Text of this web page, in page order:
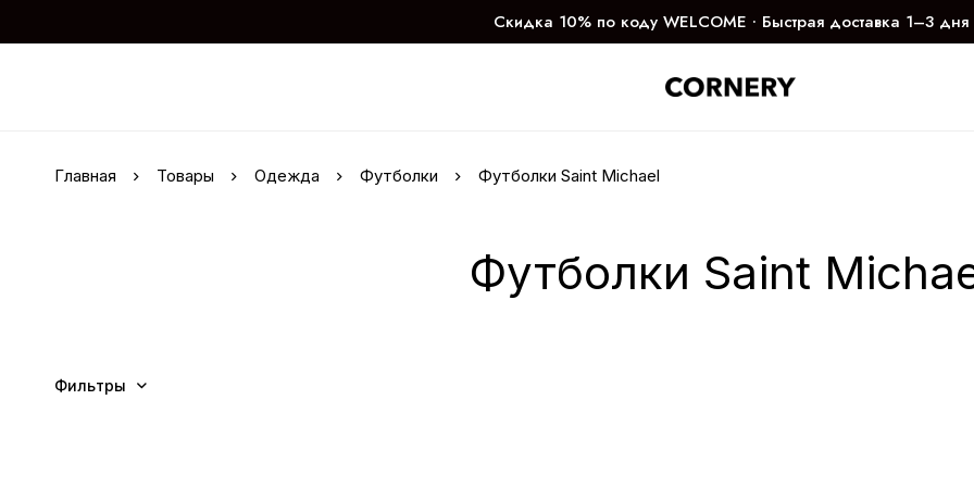
Скидка 10% по коду WELCOME ∙ Быстрая доставка 1–3 дня
Главная Товары Одежда Футболки Футболки Saint Michael
Футболки Saint
Фильтры